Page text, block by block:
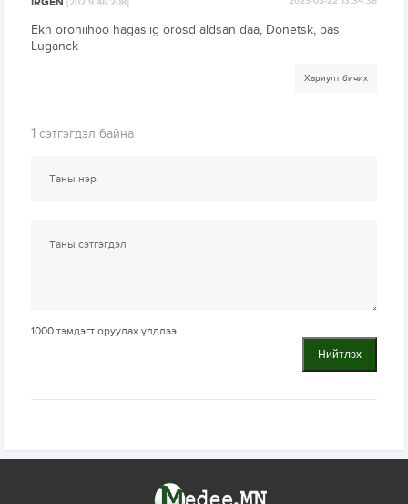
[202.9.46.208]
Ekh oroniihoo hagasiig orosd aldsan daa, Donetsk, bas
Luganck
Хариулт бичих
1 сэтгэгдэл байна
1000 тэмдэгт оруулах үлдлээ.
Нийтлэх